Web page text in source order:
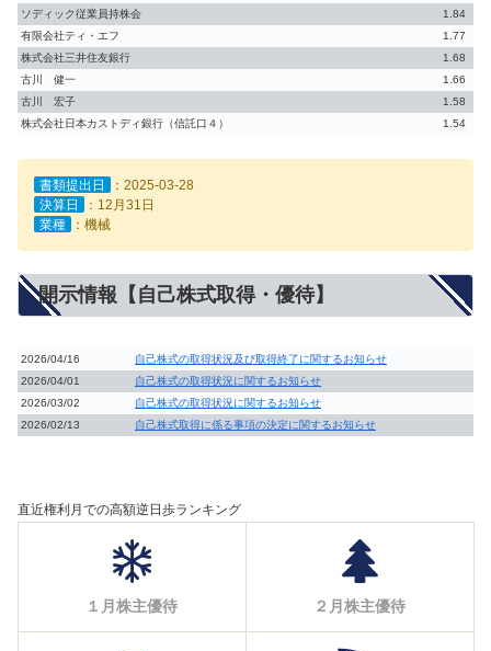
ソディック従業員持株会
1.84
有限会社ティ・エフ
1.77
株式会社三井住友銀行
1.68
古川 健一
1.66
古川 宏子
1.58
株式会社日本カストディ銀行（信託口４）
1.54
書類提出日
：2025-03-28
決算日
：12月31日
業種
：機械
開示情報【自己株式取得・優待】
2026/04/16
自己株式の取得状況及び取得終了に関するお知らせ
2026/04/01
自己株式の取得状況に関するお知らせ
2026/03/02
自己株式の取得状況に関するお知らせ
2026/02/13
自己株式取得に係る事項の決定に関するお知らせ
直近権利月での高額逆日歩ランキング
１月株主優待 ２月株主優待